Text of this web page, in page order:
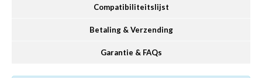
Compatibiliteitslijst
Betaling & Verzending
Garantie & FAQs